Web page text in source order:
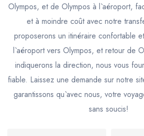
Olympos, et de Olympos à l`aéroport,
et à moindre coût avec notre
proposerons un itinéraire confortable
l`aéroport vers Olympos, et retour de
indiquerons la direction, nous vous
fiable. Laissez une demande sur notre
garantissons qu`avec nous, votre
sans soucis!